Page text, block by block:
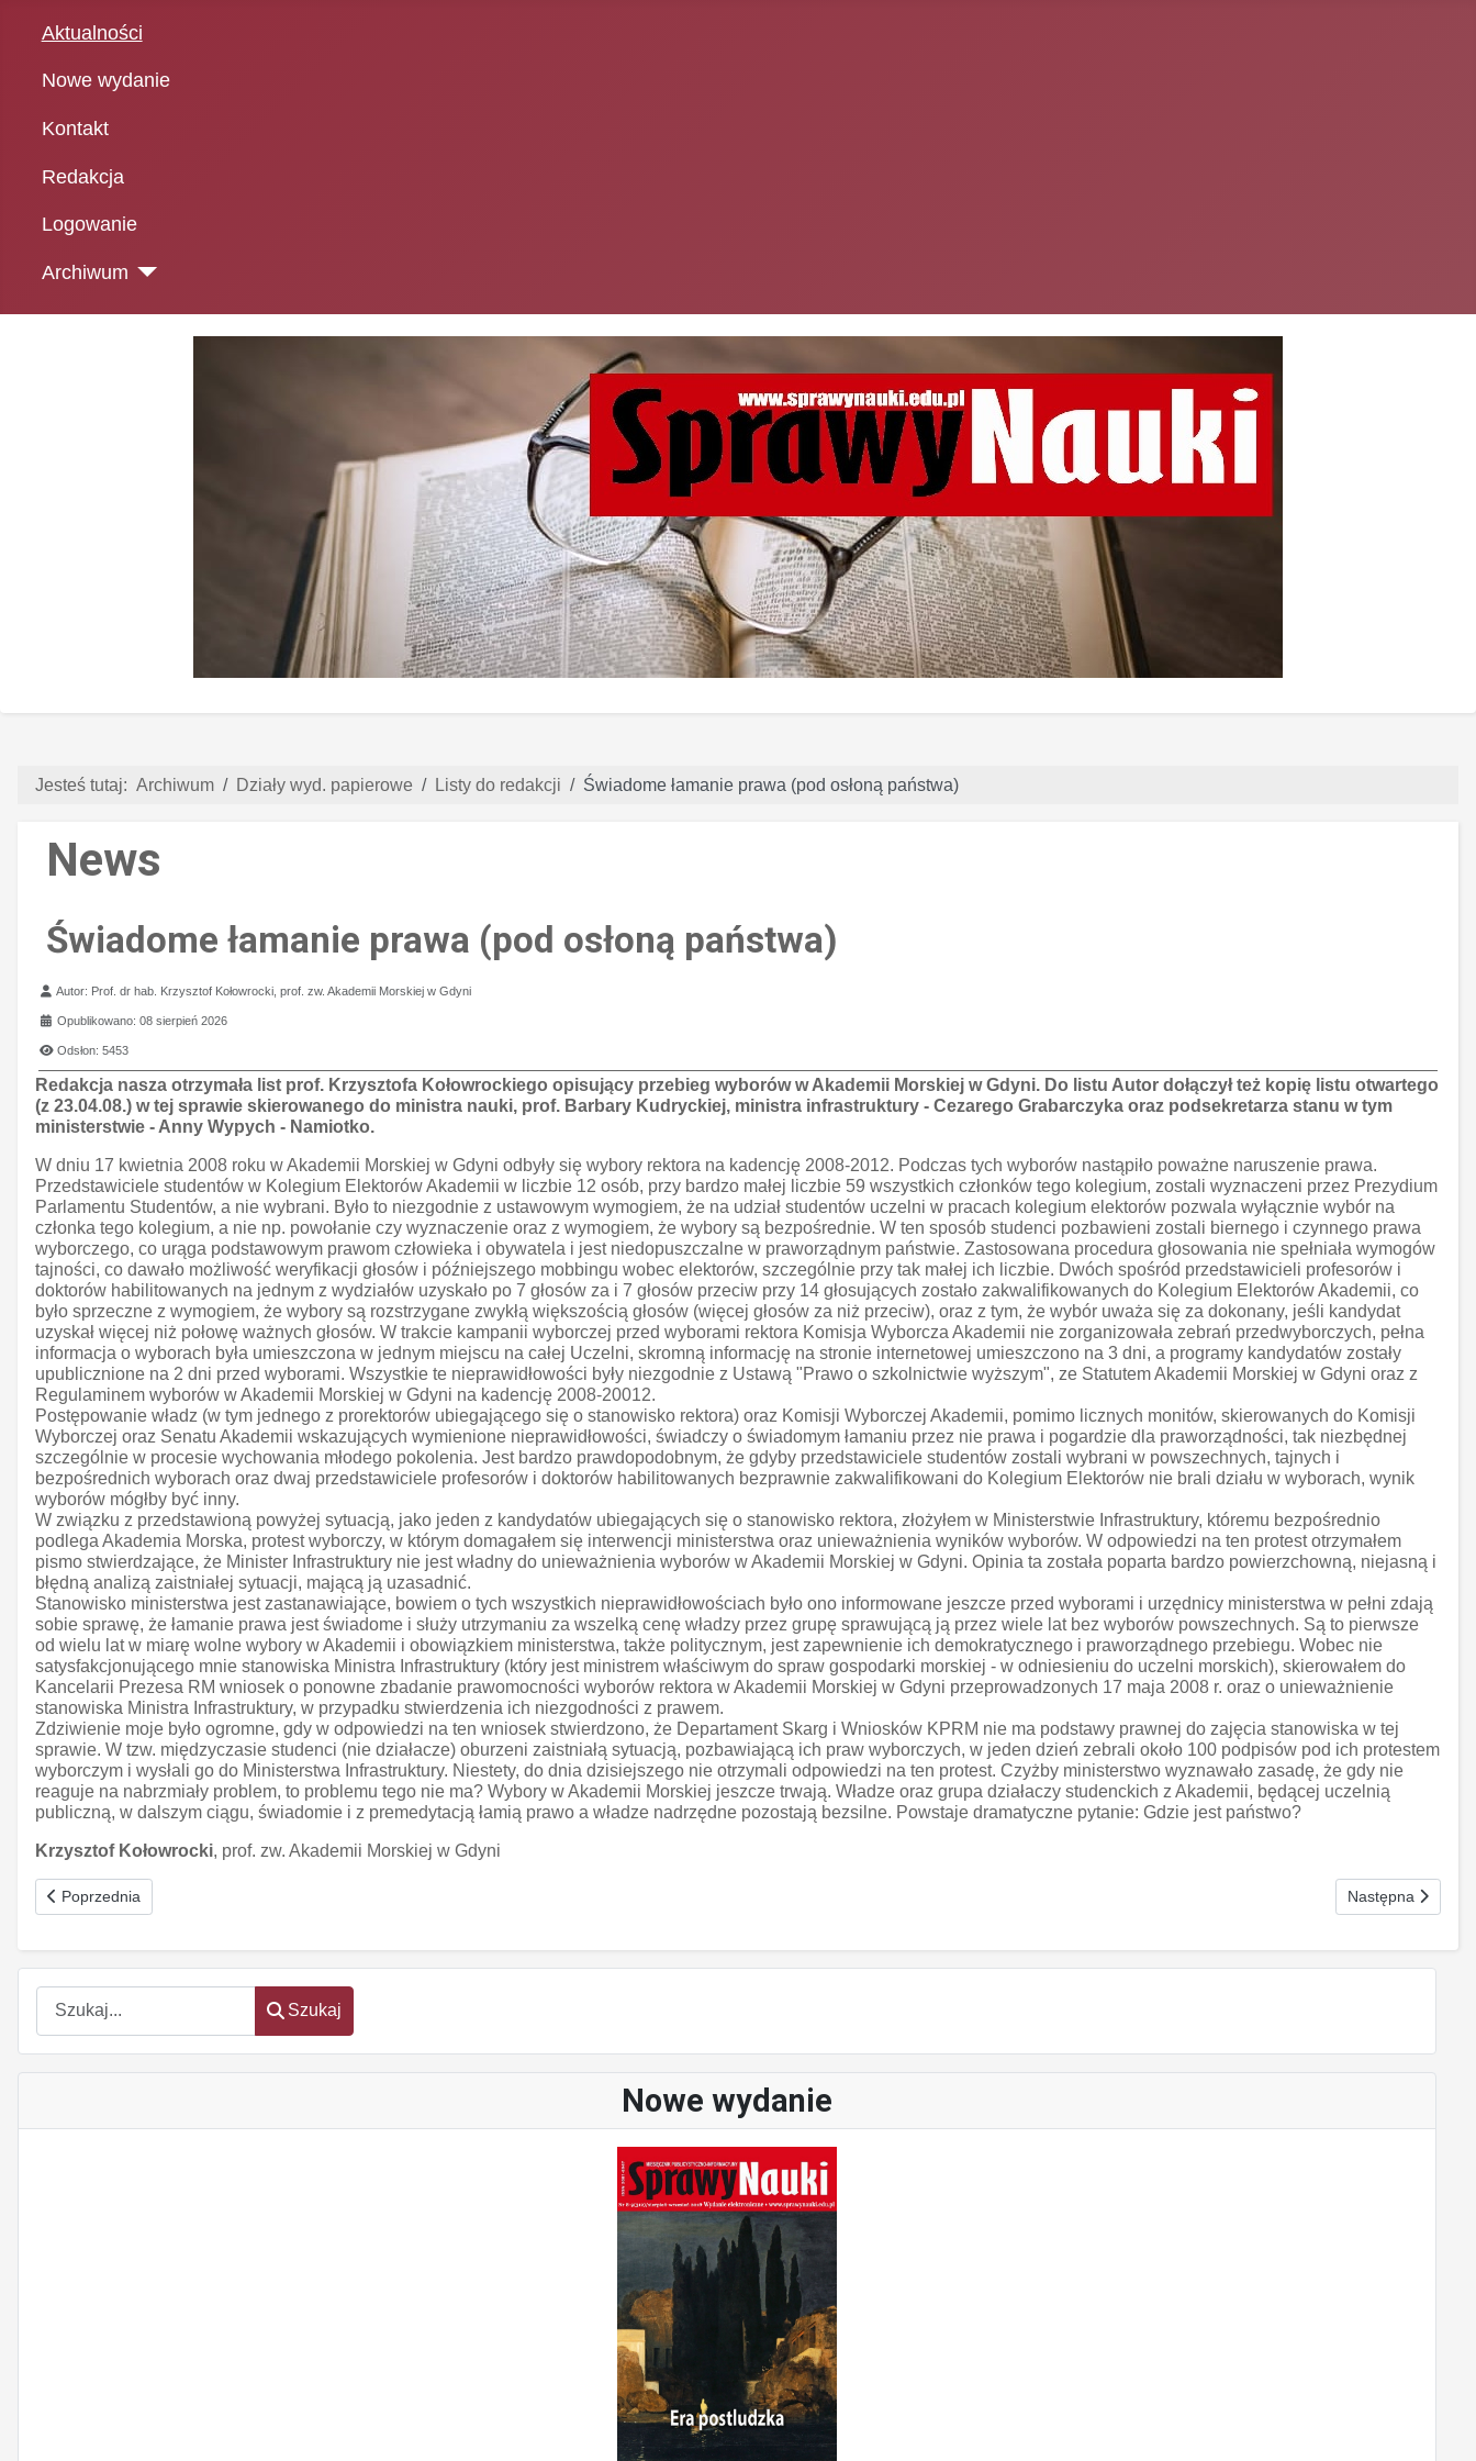
Aktualności
Nowe wydanie
Kontakt
Redakcja
Logowanie
Archiwum
Szukaj
Szukaj
Nowe wydanie
Jesteś tutaj: Archiwum Działy wyd. papierowe Listy do redakcji Świadome łamanie prawa (pod osłoną państwa)
News
Świadome łamanie prawa (pod osłoną państwa)
Szczegóły
Autor: Prof. dr hab. Krzysztof Kołowrocki, prof. zw. Akademii Morskiej w Gdyni
Opublikowano: 08 sierpień 2026
Odsłon: 5453
Redakcja nasza otrzymała list prof. Krzysztofa Kołowrockiego opisujący przebieg wyborów w Akademii Morskiej w Gdyni. Do listu Autor dołączył też kopię listu otwartego
(z 23.04.08.) w tej sprawie skierowanego do ministra nauki, prof. Barbary Kudryckiej, ministra infrastruktury - Cezarego Grabarczyka oraz podsekretarza stanu w tym
ministerstwie - Anny Wypych - Namiotko.
W dniu 17 kwietnia 2008 roku w Akademii Morskiej w Gdyni odbyły się wybory rektora na kadencję 2008-2012. Podczas tych wyborów nastąpiło poważne naruszenie prawa.
Przedstawiciele studentów w Kolegium Elektorów Akademii w liczbie 12 osób, przy bardzo małej liczbie 59 wszystkich członków tego kolegium, zostali wyznaczeni przez Prezydium
Parlamentu Studentów, a nie wybrani. Było to niezgodnie z ustawowym wymogiem, że na udział studentów uczelni w pracach kolegium elektorów pozwala wyłącznie wybór na
członka tego kolegium, a nie np. powołanie czy wyznaczenie oraz z wymogiem, że wybory są bezpośrednie. W ten sposób studenci pozbawieni zostali biernego i czynnego prawa
wyborczego, co urąga podstawowym prawom człowieka i obywatela i jest niedopuszczalne w praworządnym państwie. Zastosowana procedura głosowania nie spełniała wymogów
tajności, co dawało możliwość weryfikacji głosów i późniejszego mobbingu wobec elektorów, szczególnie przy tak małej ich liczbie. Dwóch spośród przedstawicieli profesorów i
doktorów habilitowanych na jednym z wydziałów uzyskało po 7 głosów za i 7 głosów przeciw przy 14 głosujących zostało zakwalifikowanych do Kolegium Elektorów Akademii, co
było sprzeczne z wymogiem, że wybory są rozstrzygane zwykłą większością głosów (więcej głosów za niż przeciw), oraz z tym, że wybór uważa się za dokonany, jeśli kandydat
uzyskał więcej niż połowę ważnych głosów. W trakcie kampanii wyborczej przed wyborami rektora Komisja Wyborcza Akademii nie zorganizowała zebrań przedwyborczych, pełna
informacja o wyborach była umieszczona w jednym miejscu na całej Uczelni, skromną informację na stronie internetowej umieszczono na 3 dni, a programy kandydatów zostały
upublicznione na 2 dni przed wyborami. Wszystkie te nieprawidłowości były niezgodnie z Ustawą "Prawo o szkolnictwie wyższym", ze Statutem Akademii Morskiej w Gdyni oraz z
Regulaminem wyborów w Akademii Morskiej w Gdyni na kadencję 2008-20012.
Postępowanie władz (w tym jednego z prorektorów ubiegającego się o stanowisko rektora) oraz Komisji Wyborczej Akademii, pomimo licznych monitów, skierowanych do Komisji
Wyborczej oraz Senatu Akademii wskazujących wymienione nieprawidłowości, świadczy o świadomym łamaniu przez nie prawa i pogardzie dla praworządności, tak niezbędnej
szczególnie w procesie wychowania młodego pokolenia. Jest bardzo prawdopodobnym, że gdyby przedstawiciele studentów zostali wybrani w powszechnych, tajnych i
bezpośrednich wyborach oraz dwaj przedstawiciele profesorów i doktorów habilitowanych bezprawnie zakwalifikowani do Kolegium Elektorów nie brali działu w wyborach, wynik
wyborów mógłby być inny.
W związku z przedstawioną powyżej sytuacją, jako jeden z kandydatów ubiegających się o stanowisko rektora, złożyłem w Ministerstwie Infrastruktury, któremu bezpośrednio
podlega Akademia Morska, protest wyborczy, w którym domagałem się interwencji ministerstwa oraz unieważnienia wyników wyborów. W odpowiedzi na ten protest otrzymałem
pismo stwierdzające, że Minister Infrastruktury nie jest władny do unieważnienia wyborów w Akademii Morskiej w Gdyni. Opinia ta została poparta bardzo powierzchowną, niejasną i
błędną analizą zaistniałej sytuacji, mającą ją uzasadnić.
Stanowisko ministerstwa jest zastanawiające, bowiem o tych wszystkich nieprawidłowościach było ono informowane jeszcze przed wyborami i urzędnicy ministerstwa w pełni zdają
sobie sprawę, że łamanie prawa jest świadome i służy utrzymaniu za wszelką cenę władzy przez grupę sprawującą ją przez wiele lat bez wyborów powszechnych. Są to pierwsze
od wielu lat w miarę wolne wybory w Akademii i obowiązkiem ministerstwa, także politycznym, jest zapewnienie ich demokratycznego i praworządnego przebiegu. Wobec nie
satysfakcjonującego mnie stanowiska Ministra Infrastruktury (który jest ministrem właściwym do spraw gospodarki morskiej - w odniesieniu do uczelni morskich), skierowałem do
Kancelarii Prezesa RM wniosek o ponowne zbadanie prawomocności wyborów rektora w Akademii Morskiej w Gdyni przeprowadzonych 17 maja 2008 r. oraz o unieważnienie
stanowiska Ministra Infrastruktury, w przypadku stwierdzenia ich niezgodności z prawem.
Zdziwienie moje było ogromne, gdy w odpowiedzi na ten wniosek stwierdzono, że Departament Skarg i Wniosków KPRM nie ma podstawy prawnej do zajęcia stanowiska w tej
sprawie. W tzw. międzyczasie studenci (nie działacze) oburzeni zaistniałą sytuacją, pozbawiającą ich praw wyborczych, w jeden dzień zebrali około 100 podpisów pod ich protestem
wyborczym i wysłali go do Ministerstwa Infrastruktury. Niestety, do dnia dzisiejszego nie otrzymali odpowiedzi na ten protest. Czyżby ministerstwo wyznawało zasadę, że gdy nie
reaguje na nabrzmiały problem, to problemu tego nie ma? Wybory w Akademii Morskiej jeszcze trwają. Władze oraz grupa działaczy studenckich z Akademii, będącej uczelnią
publiczną, w dalszym ciągu, świadomie i z premedytacją łamią prawo a władze nadrzędne pozostają bezsilne. Powstaje dramatyczne pytanie: Gdzie jest państwo?
Krzysztof Kołowrocki, prof. zw. Akademii Morskiej w Gdyni
Poprzednia strona: Dobra PAN
Poprzednia Następna strona:
Następna